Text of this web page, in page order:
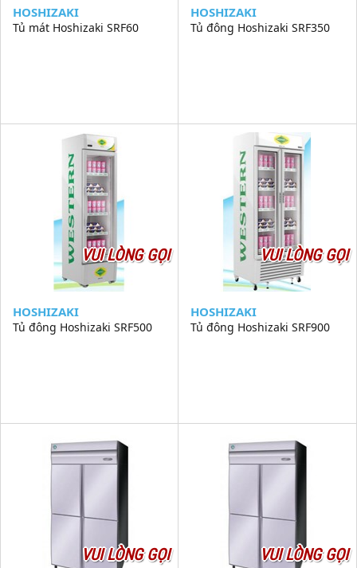
HOSHIZAKI
Tủ mát Hoshizaki SRF60
HOSHIZAKI
Tủ đông Hoshizaki SRF350
VUI LÒNG GỌI
HOSHIZAKI
Tủ đông Hoshizaki SRF500
VUI LÒNG GỌI
HOSHIZAKI
Tủ đông Hoshizaki SRF900
VUI LÒNG GỌI VUI LÒNG GỌI